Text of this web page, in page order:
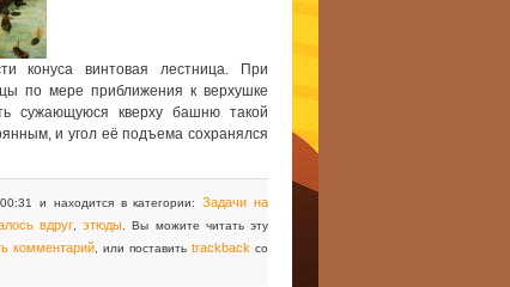
конуса винтовая лестница. При
по мере приближения к верхушке
сужающуюся кверху башню такой
и угол её подъема сохранялся
и находится в категории:Задачи на
вдруг ,этюды . Вы можите читать эту
комментарий , или поставить trackback со